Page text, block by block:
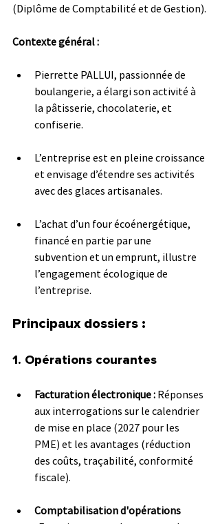
(Diplôme de Comptabilité et de Gestion).
Contexte général :
Pierrette PALLUI, passionnée de
boulangerie, a élargi son activité à
la pâtisserie, chocolaterie, et
confiserie.
L’entreprise est en pleine croissance
et envisage d’étendre ses activités
avec des glaces artisanales.
L’achat d’un four écoénergétique,
financé en partie par une
subvention et un emprunt, illustre
l’engagement écologique de
l’entreprise.
Principaux dossiers :
1. Opérations courantes
Facturation électronique : Réponses
aux interrogations sur le calendrier
de mise en place (2027 pour les
PME) et les avantages (réduction
des coûts, traçabilité, conformité
fiscale).
Comptabilisation d'opérations